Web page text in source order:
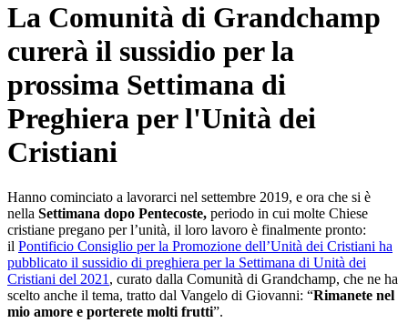
La Comunità di Grandchamp
curerà il sussidio per la
prossima Settimana di
Preghiera per l'Unità dei
Cristiani
Hanno cominciato a lavorarci nel settembre 2019, e ora che si è
nella Settimana dopo Pentecoste, periodo in cui molte Chiese
cristiane pregano per l’unità, il loro lavoro è finalmente pronto:
il Pontificio Consiglio per la Promozione dell’Unità dei Cristiani ha
pubblicato il sussidio di preghiera per la Settimana di Unità dei
Cristiani del 2021 , curato dalla Comunità di Grandchamp, che ne ha
scelto anche il tema, tratto dal Vangelo di Giovanni: “Rimanete nel
mio amore e porterete molti frutti”.